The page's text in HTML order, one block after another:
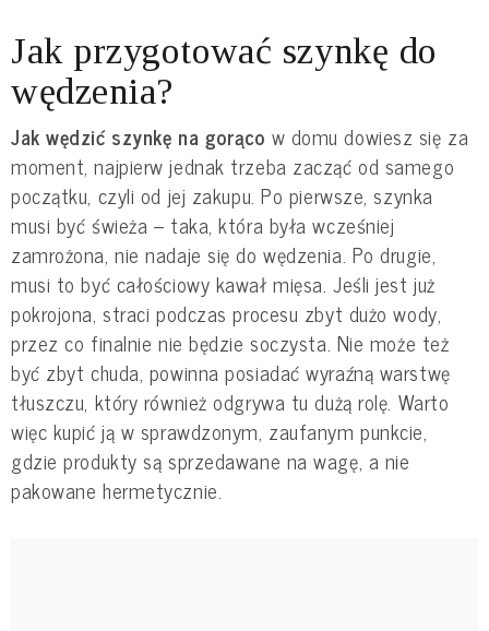
Jak przygotować szynkę do
wędzenia?
Jak wędzić szynkę na gorąco w domu dowiesz się za
moment, najpierw jednak trzeba zacząć od samego
początku, czyli od jej zakupu. Po pierwsze, szynka
musi być świeża – taka, która była wcześniej
zamrożona, nie nadaje się do wędzenia. Po drugie,
musi to być całościowy kawał mięsa. Jeśli jest już
pokrojona, straci podczas procesu zbyt dużo wody,
przez co finalnie nie będzie soczysta. Nie może też
być zbyt chuda, powinna posiadać wyraźną warstwę
tłuszczu, który również odgrywa tu dużą rolę. Warto
więc kupić ją w sprawdzonym, zaufanym punkcie,
gdzie produkty są sprzedawane na wagę, a nie
pakowane hermetycznie.